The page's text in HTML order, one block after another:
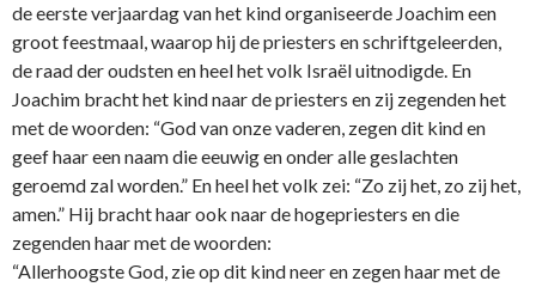
de eerste verjaardag van het kind organiseerde Joachim een
groot feestmaal, waarop hij de priesters en schriftgeleerden,
de raad der oudsten en heel het volk Israël uitnodigde. En
Joachim bracht het kind naar de priesters en zij zegenden het
met de woorden: “God van o­nze vaderen, zegen dit kind en
geef haar een naam die eeuwig en o­nder alle geslachten
geroemd zal worden.” En heel het volk zei: “Zo zij het, zo zij het,
amen.” Hij bracht haar ook naar de hogepriesters en die
zegenden haar met de woorden:
“Allerhoogste God, zie op dit kind neer en zegen haar met de